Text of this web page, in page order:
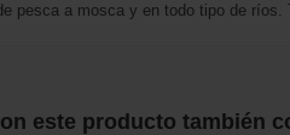
pesca a mosca y en todo tipo de
este producto también